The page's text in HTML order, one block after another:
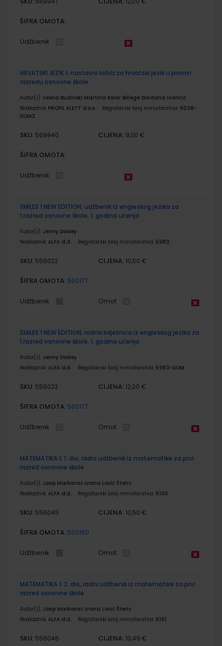
ŠIFRA OMOTA:
Udžbenik
HRVATSKI JEZIK 1; nastavni listići za hrvatski jezik u prvom
razredu osnovne škole
Autor(i): Vesna Budinski Martina Kolar Billege Gordana Ivančić
Nakladnik: PROFIL KLETT d.o.o. Registarski broj ministarstva: 6038-
DOM2
SKU: 569940 CIJENA: 9,00 €
ŠIFRA OMOTA:
Udžbenik
SMILES 1 NEW EDITION; udžbenik iz engleskog jezika za
1.razred osnovne škole, 1. godina učenja
Autor(i): Jenny Dooley
Nakladnik: ALFA d.d. Registarski broj ministarstva: 5983
SKU: 556022 CIJENA: 10,50 €
ŠIFRA OMOTA: 500177
Udžbenik Omot
SMILES 1 NEW EDITION; radna bilježnica iz engleskog jezika za
1.razred osnovne škole, 1. godina učenja
Autor(i): Jenny Dooley
Nakladnik: ALFA d.d. Registarski broj ministarstva: 5983-DOM
SKU: 556023 CIJENA: 12,00 €
ŠIFRA OMOTA: 500177
Udžbenik Omot
MATEMATIKA 1; 1. dio, radni udžbenik iz matematike za prvi
razred osnovne škole
Autor(i): Josip Markovac Ivana Lović Štenc
Nakladnik: ALFA d.d. Registarski broj ministarstva: 6100
SKU: 556045 CIJENA: 10,50 €
ŠIFRA OMOTA: 500160
Udžbenik Omot
MATEMATIKA 1; 2. dio, radni udžbenik iz matematike za prvi
razred osnovne škole
Autor(i): Josip Markovac Ivana Lović Štenc
Nakladnik: ALFA d.d. Registarski broj ministarstva: 6101
SKU: 556046 CIJENA: 10,49 €